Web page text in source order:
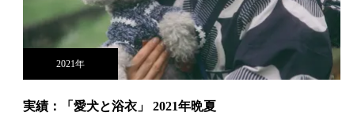
2021年
実績：「愛犬と浴衣」 2021年晩夏